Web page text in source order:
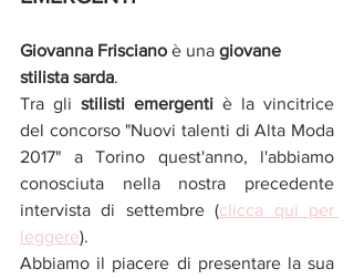
Giovanna Frisciano è una giovane
stilista sarda.
Tra gli stilisti emergenti è la vincitrice
del concorso "Nuovi talenti di Alta Moda
2017" a Torino quest'anno, l'abbiamo
conosciuta nella nostra precedente
intervista di settembre (clicca qui per
leggere).
Abbiamo il piacere di presentare la sua